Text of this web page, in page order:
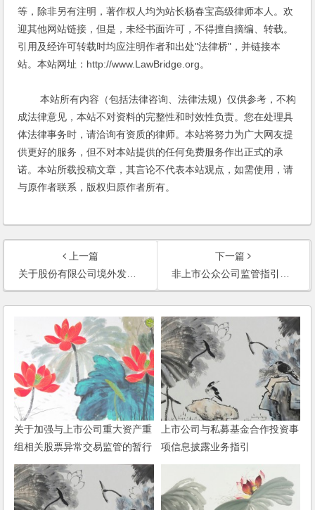
等，除非另有注明，著作权人均为站长杨春宝高级律师本人。欢
迎其他网站链接，但是，未经书面许可，不得擅自摘编、转载。
引用及经许可转载时均应注明作者和出处"法律桥"，并链接本
站。本站网址：http://www.LawBridge.org。
本站所有内容（包括法律咨询、法律法规）仅供参考，不构
成法律意见，本站不对资料的完整性和时效性负责。您在处理具
体法律事务时，请洽询有资质的律师。本站将努力为广大网友提
供更好的服务，但不对本站提供的任何免费服务作出正式的承
诺。本站所载投稿文章，其言论不代表本站观点，如需使用，请
与原作者联系，版权归原作者所有。
上一篇
关于股份有限公司境外发行股票和上市申报文件及审核程序的监管指引
下一篇
非上市公众公司监管指引第2号——申请文件
关于加强与上市公司重大资产重
组相关股票异常交易监管的暂行
规定
上市公司与私募基金合作投资事
项信息披露业务指引